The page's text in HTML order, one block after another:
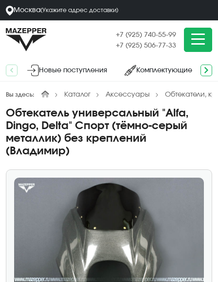
Москва(Укажите адрес доставки)
+7 (925) 740-55-99
+7 (925) 506-77-33
Новые поступления Комплектующие
Вы здесь: Каталог Аксессуары Обтекатели,
Обтекатель универсальный "Alfa,
Dingo, Delta" Спорт (тёмно-серый
металлик) без креплений
(Владимир)